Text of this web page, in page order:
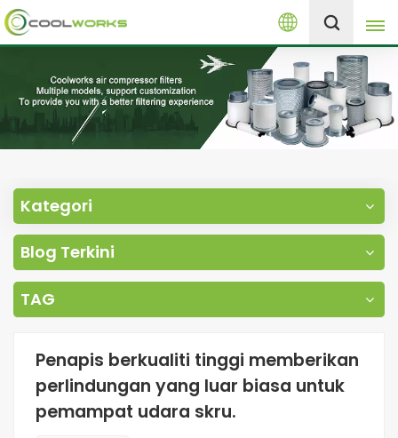
Melayu
English
español
العربية
русский
Melayu
+8613525046291
Kategori
Blog Terkini
TAG
Penapis berkualiti tinggi memberikan
perlindungan yang luar biasa untuk
pemampat udara skru.